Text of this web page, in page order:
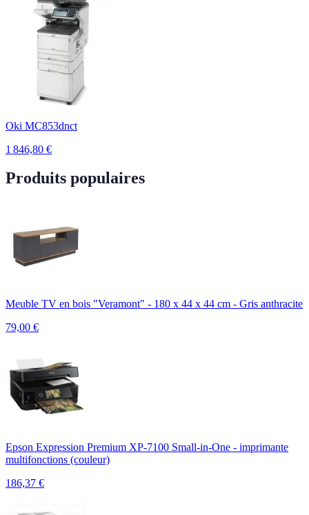
Oki MC853dnct
1 846,80 €
Produits populaires
Meuble TV en bois "Veramont" - 180 x 44 x 44 cm - Gris anthracite
79,00 €
Epson Expression Premium XP-7100 Small-in-One - imprimante
multifonctions (couleur)
186,37 €